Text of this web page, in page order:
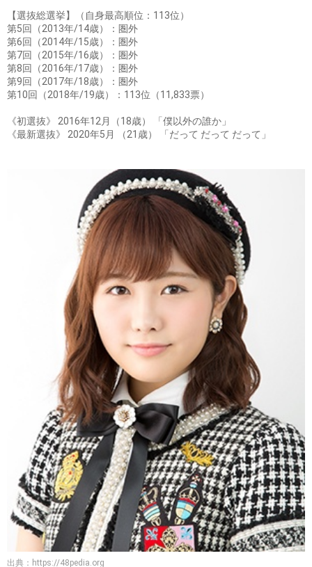
【選抜総選挙】（自身最高順位：113位）
第5回（2013年/14歳）：圏外
第6回（2014年/15歳）：圏外
第7回（2015年/16歳）：圏外
第8回（2016年/17歳）：圏外
第9回（2017年/18歳）：圏外
第10回（2018年/19歳）：113位（11,833票）
《初選抜》 2016年12月（18歳） 「僕以外の誰か」
《最新選抜》 2020年5月 （21歳） 「だって だって だって」
出典： https://48pedia.org